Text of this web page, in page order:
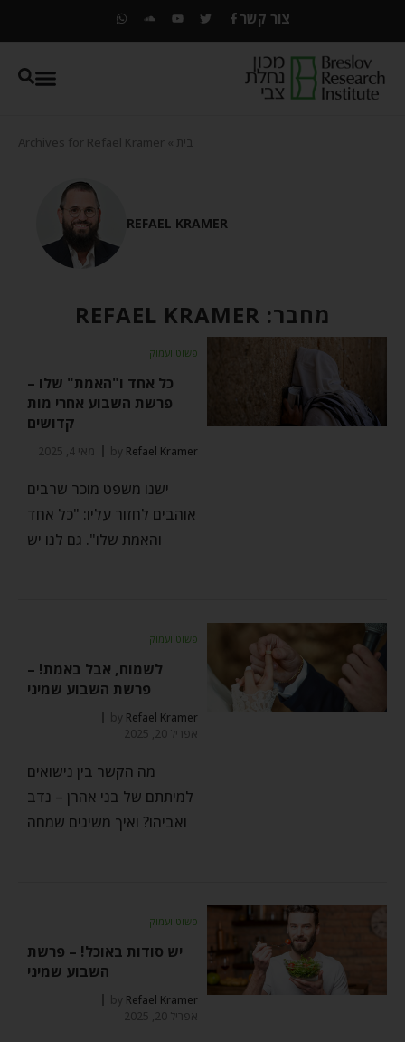
צור קשר
בית Archives for Refael Kramer
REFAEL KRAMER
מחבר: REFAEL KRAMER
פשוט ועמוק
כל אחד ו"האמת" שלו –
פרשת השבוע אחרי מות
קדושים
by Refael Kramer מאי 4, 2025
ישנו משפט מוכר שרבים
אוהבים לחזור עליו: "כל אחד
והאמת שלו". גם לנו יש
פשוט ועמוק
לשמוח, אבל באמת! –
פרשת השבוע שמיני
by Refael Kramer
אפריל 20, 2025
מה הקשר בין נישואים
למיתתם של בני אהרן – נדב
ואביהו? ואיך משיגים שמחה
פשוט ועמוק
יש סודות באוכל! – פרשת
השבוע שמיני
by Refael Kramer
אפריל 20, 2025